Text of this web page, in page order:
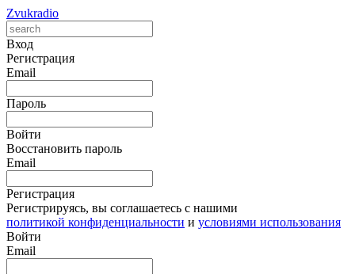
Zvukradio
Вход
Регистрация
Email
Пароль
Войти
Восстановить пароль
Email
Регистрация
Регистрируясь, вы соглашаетесь с нашими
политикой конфиденциальности и условиями использования
Войти
Email